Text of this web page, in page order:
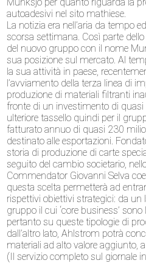
autoadesivi nel sito mathiese.
La notizia era nell’aria da tempo
scorsa settimana. Così parte
del nuovo gruppo con il nome
sua posizione sul mercato. Al
la sua attività in paese,
l’avviamento della terza linea di
produzione di materiali filtranti
fronte di un investimento di quasi
ulteriore tassello quindi per il
fatturato annuo di quasi 230
destinato alle esportazioni.
storia di produzione di carte
seguito del cambio societario,
Commendator Giovanni Selva
questa scelta permetterà ad
rispettivi obiettivi strategici: da
gruppo il cui ‘core business’
pertanto su queste tipologie di
dall’altro lato, Ahlstrom potrà
materiali ad alto valore aggiunto,
(Il servizio completo sul giornale